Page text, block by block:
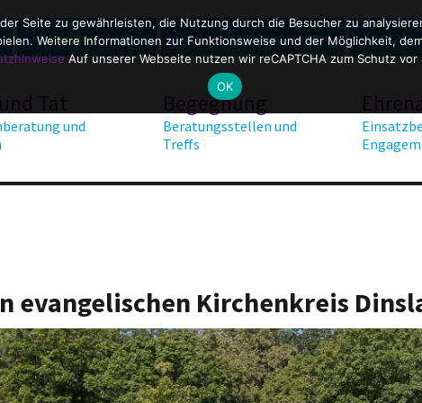
und
Begegnung
Beratungsstellen und
Treffs
Alle Angebote A-Z Digitale Beratungsräume Kontakt
evangelischen Kirchenkreis
Seite zu gewährleisten, die Nutzung durch die Besucher zu
Weitere Informationen zur Funktionsweise und der Möglichkeit,
Auf unserer Webseite nutzen wir reCAPTCHA zum Schutz
OK